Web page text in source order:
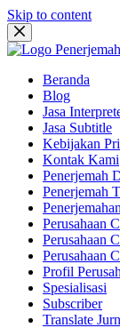
Skip to content
Beranda
Blog
Jasa
Jasa Subtitle
Kebijakan
Kontak Kami
Penerjemah
Penerjemah
Perusahaan
Perusahaan
Perusahaan
Profil
Spesialisasi
Subscriber
Translate